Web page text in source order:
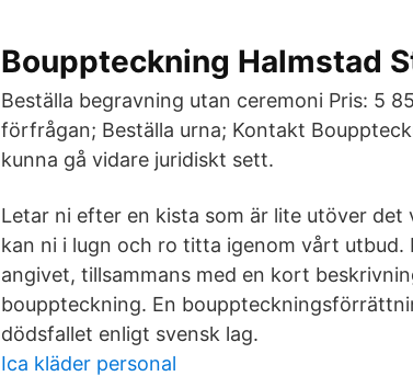
Bouppteckning Halmstad
Beställa begravning utan ceremoni Pris: 5
förfrågan; Beställa urna; Kontakt
kunna gå vidare juridiskt sett.
Letar ni efter en kista som är lite utöver
kan ni i lugn och ro titta igenom vårt
angivet, tillsammans med en kort
bouppteckning. En
dödsfallet enligt svensk lag.
Ica kläder personal